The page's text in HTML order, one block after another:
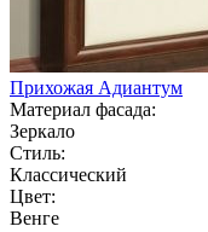
Прихожая Адиантум
Материал фасада:
Зеркало
Стиль:
Классический
Цвет:
Венге